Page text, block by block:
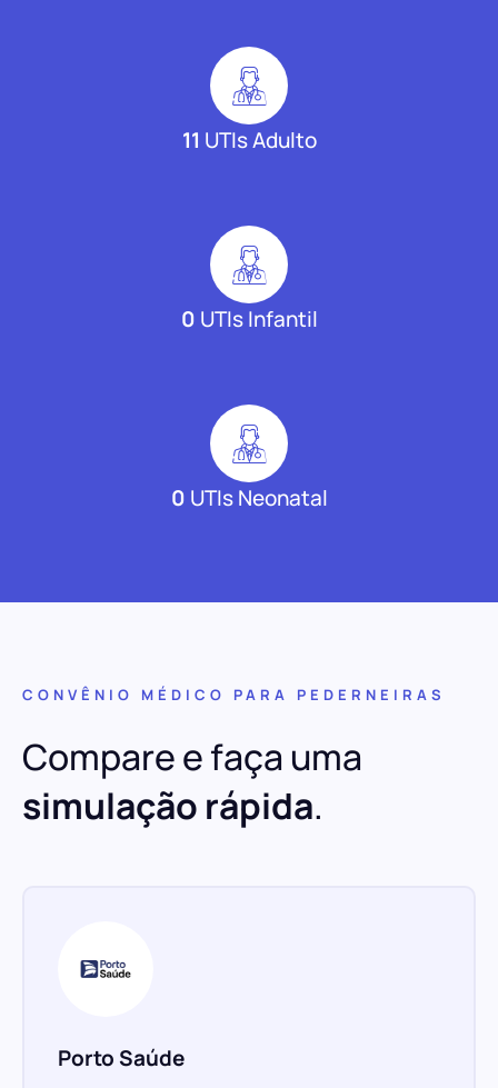
11 UTIs Adulto
0 UTIs Infantil
0 UTIs Neonatal
CONVÊNIO MÉDICO PARA PEDERNEIRAS
Compare e faça uma
simulação rápida.
Porto Saúde